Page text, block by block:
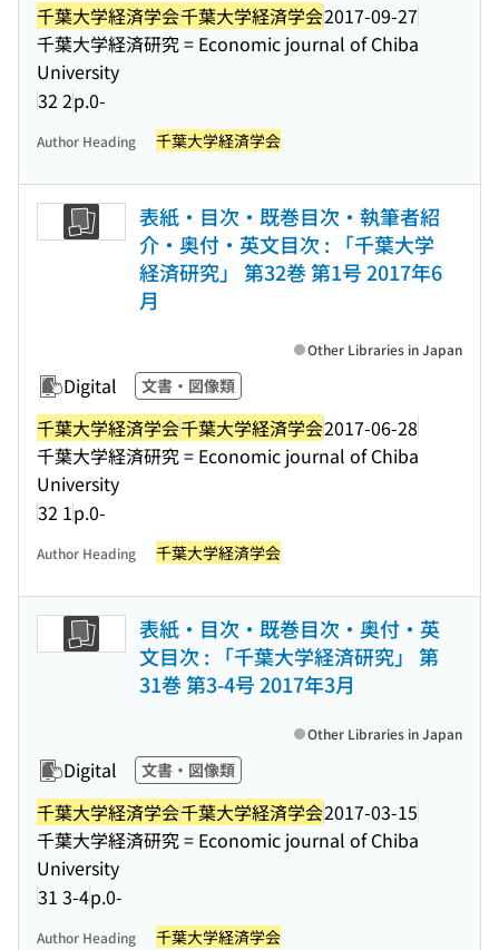
千葉大学経済学会千葉大学経済学会2017-09-27
千葉大学経済研究 = Economic journal of Chiba
University
32 2p.0-
Author Heading 千葉大学経済学会
表紙・目次・既巻目次・執筆者紹
介・奥付・英文目次 : 「千葉大学
経済研究」 第32巻 第1号 2017年6
月
Digital 文書・図像類
千葉大学経済学会千葉大学経済学会2017-06-28
千葉大学経済研究 = Economic journal of Chiba
University
32 1p.0-
Other Libraries in Japan
Author Heading 千葉大学経済学会
表紙・目次・既巻目次・奥付・英
文目次 : 「千葉大学経済研究」 第
31巻 第3-4号 2017年3月
Digital 文書・図像類
千葉大学経済学会千葉大学経済学会2017-03-15
千葉大学経済研究 = Economic journal of Chiba
University
31 3-4p.0-
Other Libraries in Japan
Author Heading 千葉大学経済学会